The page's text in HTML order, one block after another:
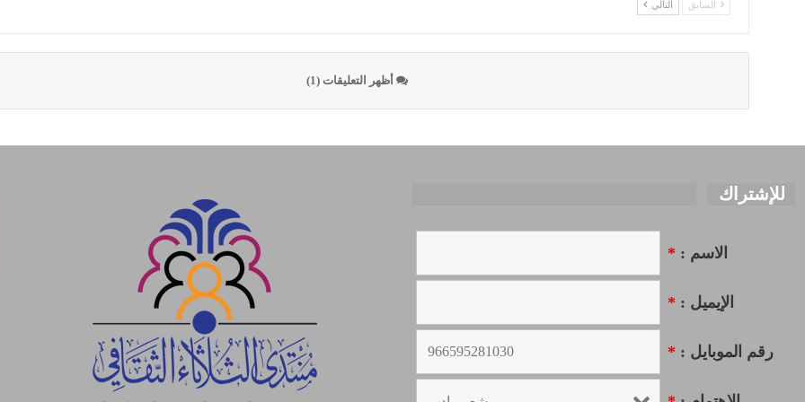
السابق التالي
أظهر التعليقات (1)
للإشتراك
الاسم : *
الإيميل : *
رقم الموبايل : *